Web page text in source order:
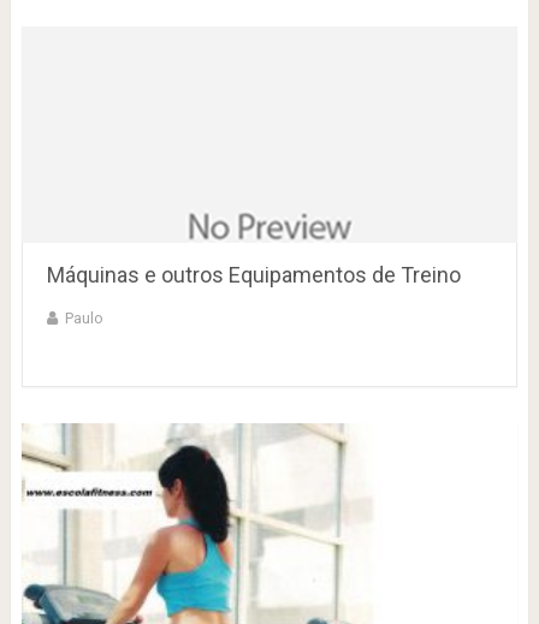
Máquinas e outros Equipamentos de Treino
Paulo